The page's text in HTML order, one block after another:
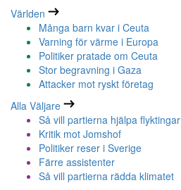
Världen
Många barn kvar i Ceuta
Varning för värme i Europa
Politiker pratade om Ceuta
Stor begravning i Gaza
Attacker mot ryskt företag
Alla Väljare
Så vill partierna hjälpa flyktingar
Kritik mot Jomshof
Politiker reser i Sverige
Färre assistenter
Så vill partierna rädda klimatet